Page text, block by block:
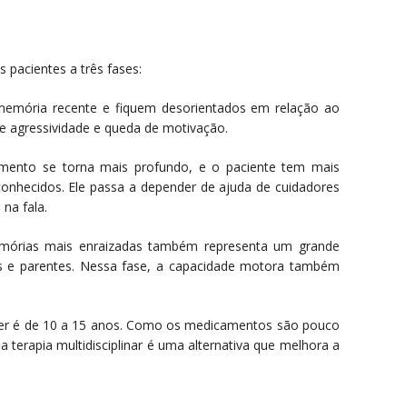
pacientes a três fases:
recente e fiquem desorientados em relação ao
e queda de motivação.
se torna mais profundo, e o paciente tem mais
Ele passa a depender de ajuda de cuidadores
fala.
mais enraizadas também representa um grande
parentes. Nessa fase, a capacidade motora também
é de 10 a 15 anos. Como os medicamentos são pouco
multidisciplinar é uma alternativa que melhora a